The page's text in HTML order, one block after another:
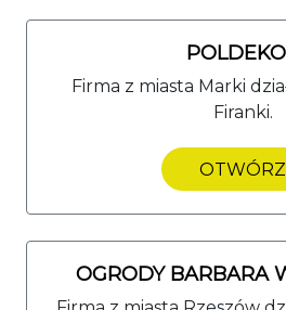
Firma z miasta Marki
Firanki.
OTWÓRZ
OGRODY BARBARA